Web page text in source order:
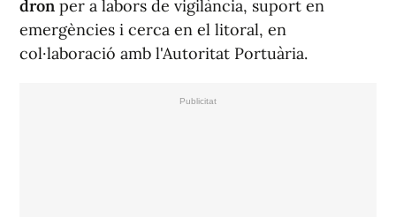
dron per a labors de vigilància, suport en
emergències i cerca en el litoral, en
col·laboració amb l'Autoritat Portuària.